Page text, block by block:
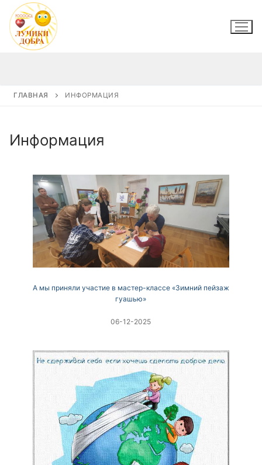
Перейти
содержимому
ГЛАВНАЯ ИНФОРМАЦИЯ
Информация
А мы приняли участие в мастер-классе «Зимний пейзаж
гуашью»
06-12-2025